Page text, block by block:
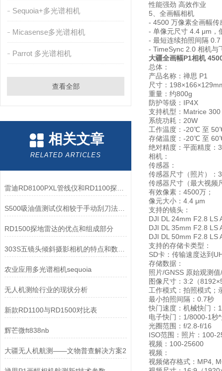
Sequoia+多光谱相机
Micasense多光谱相机
Parrot 多光谱相机
查看全部
相关文章
RELATED ARTICLES
S500吸油值测试仪相较于手动刮刀法的优势：精度、效率与重复性
RD1500探地雷达的优点和组成部分
农业应用多光谱相机sequoia
无人机测绘行业的现状分析
新款RD1100与RD1500对比表
辉芒微ft838nb
大疆无人机航测——文物普查解决方案2
性能强劲 高效作业
5、全画幅相机
- 4500 万像素全画幅传
- 单像元尺寸 4.4 μm，
- 最短连续拍照间隔 0.7
- TimeSync 2.0 相机与
大疆全画幅P1相机
总体：
产品名称：禅思 P1
尺寸：
重量：约800g
防护等级：IP4X
支持机型：Matrice 300
系统功耗：20W
工作温度：-20℃ 至
存储温度：-20℃ 至
绝对精度：平面精度：
相机：
传感器：
传感器尺寸（照片）：
传感器尺寸（最大视频
有效像素：4500万；
像元大小：4.4 μm
支持的镜头：
DJI DL 24mm F2.8 LS
DJI DL 35mm F2.8 LS
DJI DL 50mm F2.8 LS
支持的存储卡类型：
SD卡：传输速度达到
存储数据：
照片/GNSS 原始观测
图像尺寸：3:2（
工作模式：拍照模式；
最小拍照间隔：0.7秒
快门速度：机械快门：
电子快门：1/8000-1秒
光圈范围：f/2.8-f/16
ISO范围：照片：100-
视频：100-25600
视频：
视频储存格式：MP4,